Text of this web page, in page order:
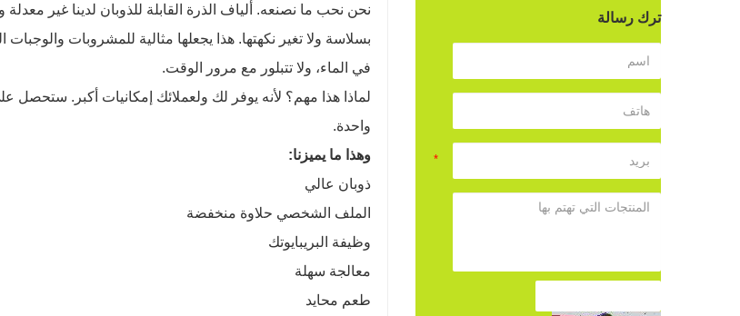
نحن نحب ما نصنعه. ألياف الذرة القابلة للذوبان لدينا غير
بسلاسة ولا تغير نكهتها. هذا يجعلها مثالية للمشروبات والوجبات
في الماء، ولا تتبلور مع مرور الوقت.
لماذا هذا مهم؟ لأنه يوفر لك ولعملائك إمكانيات أكبر. ستحصل
واحدة.
وهذا ما يميزنا:
ذوبان عالي
الملف الشخصي حلاوة منخفضة
وظيفة البريبايوتك
معالجة سهلة
طعم محايد
ترك رسالة